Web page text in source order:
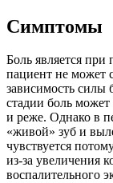
Симптомы
Боль является
пациент не может
зависимость силы
стадии боль
и реже. Однако в
«живой» зуб и
чувствуется
из-за увеличения
воспалительного